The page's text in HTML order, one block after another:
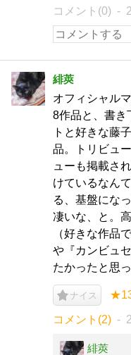
コメント(0)
緋莢
オフィシャル
8作品と、書き
トと好きな藤
品。トリビュ
ューも掲載さ
けているなん
る、基盤にな
凄いな、と。
（好きな作品
や『カンビュ
たかったと思
ナイス
コメント(2)
緋莢